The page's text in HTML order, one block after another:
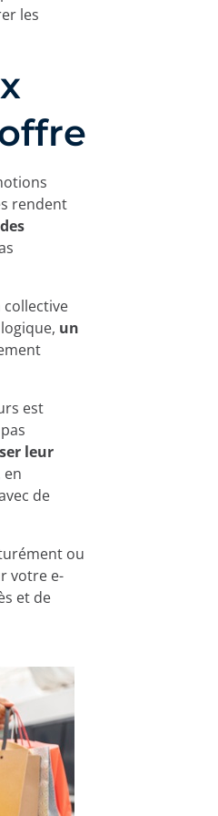
les
rendent
collective
un
est
leur
en
de
ou
votre e-
et de